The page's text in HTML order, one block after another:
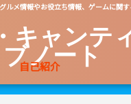
メ情報やお役立ち情報、ゲームに関す
キャンテ
ノート
自己紹介